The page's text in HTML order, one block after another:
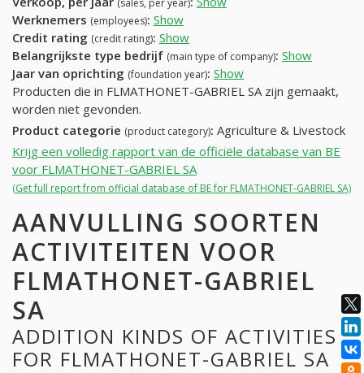
(sales, per year)
Werknemers (employees): Show
Credit rating (credit rating): Show
Belangrijkste type bedrijf (main type of company): Show
Jaar van oprichting (foundation year): Show
Producten die in FLMATHONET-GABRIEL SA zijn gemaakt,
worden niet gevonden.
Product categorie (product category): Agriculture & Livestock
Krijg een volledig rapport van de officiële database van BE
voor FLMATHONET-GABRIEL SA
(Get full report from official database of BE for FLMATHONET-GABRIEL SA)
AANVULLING SOORTEN
ACTIVITEITEN VOOR
FLMATHONET-GABRIEL
SA
ADDITION KINDS OF ACTIVITIES
FOR FLMATHONET-GABRIEL SA